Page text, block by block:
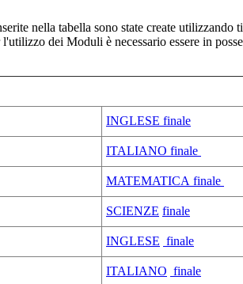
nella tabella sono state create utilizzando
dei Moduli è necessario essere in
INGLESE finale
ITALIANO finale
MATEMATICA finale
SCIENZE finale
INGLESE finale
ITALIANO finale